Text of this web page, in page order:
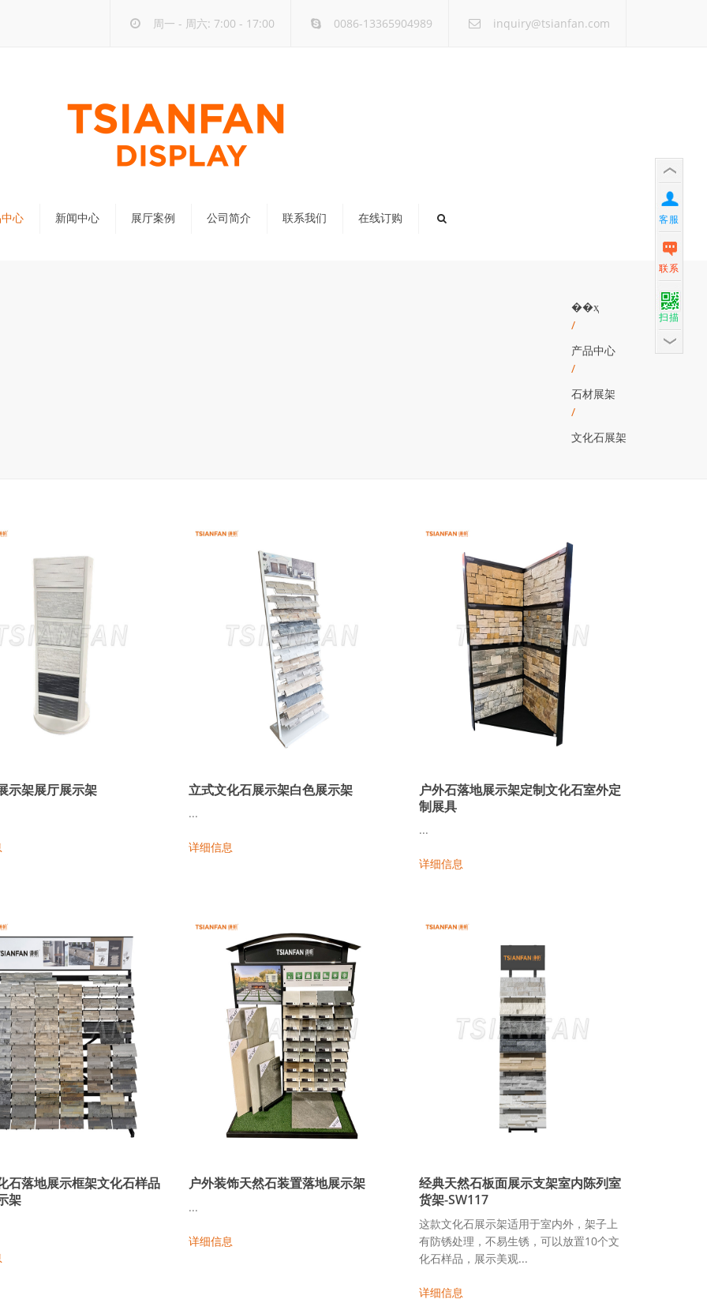
周一 - 周六: 7:00 - 17:00 0086-13365904989 inquiry@tsianfan.com
心 新闻中心 展厅案例 公司简介 联系我们 在线订购
��ҳ
/
产品中心
/
石材展架
/
文化石展架
示架展厅展示架 立式文化石展示架白色展示架
...
详细信息
户外石落地展示架定制文化石室外定
制展具
...
详细信息
石落地展示框架文化石样品
架
户外装饰天然石装置落地展示架
...
详细信息
经典天然石板面展示支架室内陈列室
货架-SW117
这款文化石展示架适用于室内外，架子上
有防锈处理，不易生锈，可以放置10个文
化石样品，展示美观...
详细信息
客服
联系
扫描